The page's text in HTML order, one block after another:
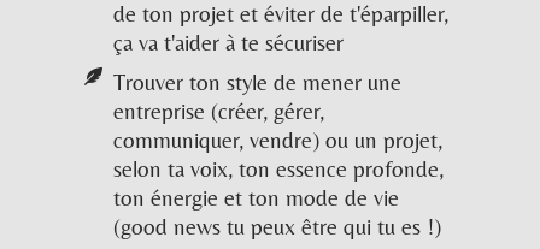
de ton projet et éviter de t'éparpiller,
ça va t'aider à te sécuriser
Trouver ton style de mener une
entreprise (créer, gérer,
communiquer, vendre) ou un projet,
selon ta voix, ton essence profonde,
ton énergie et ton mode de vie
(good news tu peux être qui tu es !)